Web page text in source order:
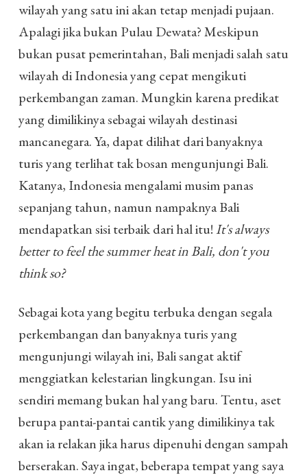
wilayah yang satu ini akan tetap menjadi pujaan.
Apalagi jika bukan Pulau Dewata? Meskipun
bukan pusat pemerintahan, Bali menjadi salah satu
wilayah di Indonesia yang cepat mengikuti
perkembangan zaman. Mungkin karena predikat
yang dimilikinya sebagai wilayah destinasi
mancanegara. Ya, dapat dilihat dari banyaknya
turis yang terlihat tak bosan mengunjungi Bali.
Katanya, Indonesia mengalami musim panas
sepanjang tahun, namun nampaknya Bali
mendapatkan sisi terbaik dari hal itu!It's always
better to feel the summer heat in Bali, don't you
think so?
Sebagai kota yang begitu terbuka dengan segala
perkembangan dan banyaknya turis yang
mengunjungi wilayah ini, Bali sangat aktif
menggiatkan kelestarian lingkungan. Isu ini
sendiri memang bukan hal yang baru. Tentu, aset
berupa pantai-pantai cantik yang dimilikinya tak
akan ia relakan jika harus dipenuhi dengan sampah
berserakan. Saya ingat, beberapa tempat yang saya